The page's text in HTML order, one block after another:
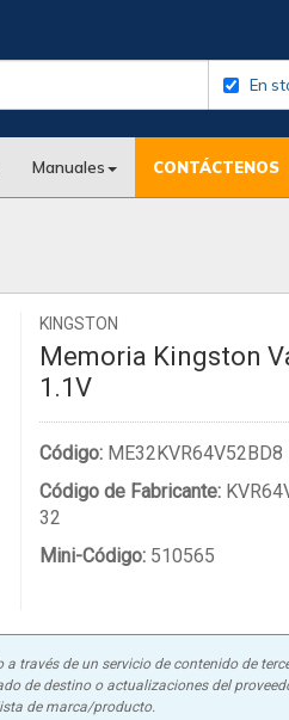
En
Manuales CONTÁCTENOS
KINGSTON
Memoria Kingston
1.1V
Código: ME32KVR64V52BD8
Código de Fabricante:
32
Mini-Código: 510565
de un servicio de contenido de
de destino o actualizaciones del
de marca/producto.